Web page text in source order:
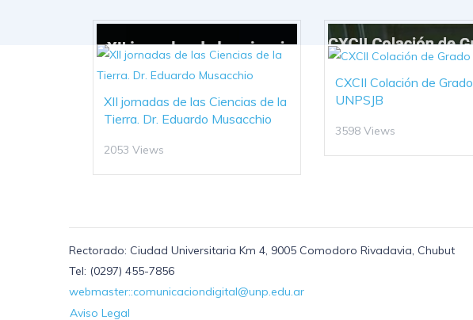
XII jornadas de las Ciencias de la
Tierra. Dr. Eduardo Musacchio
2053 Views
CXCII Colación de Grado
UNPSJB
3598 Views
Rectorado: Ciudad Universitaria Km 4, 9005 Comodoro Rivadavia, Chubut
Tel: (0297) 455-7856
webmaster::comunicaciondigital@unp.edu.ar
Aviso Legal